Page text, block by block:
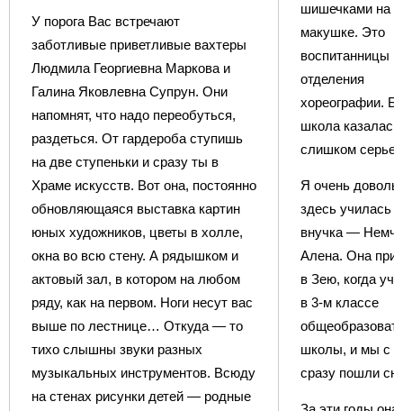
У порога Вас встречают
заботливые приветливые вахтеры
Людмила Георгиевна Маркова и
Галина Яковлевна Супрун. Они
напомнят, что надо переобуться,
раздеться. От гардероба ступишь
на две ступеньки и сразу ты в
Храме искусств. Вот она, постоянно
обновляющаяся выставка картин
юных художников, цветы в холле,
окна во всю стену. А рядышком и
актовый зал, в котором на любом
ряду, как на первом. Ноги несут вас
выше по лестнице… Откуда — то
тихо слышны звуки разных
музыкальных инструментов. Всюду
на стенах рисунки детей — родные
шишечками на
макушке. Это
воспитанницы
отделения
хореографии.
школа
слишком
Я очень
здесь училась
внучка —
Алена. Она
в Зею, когда
в 3-м классе
школы, и мы с
сразу пошли